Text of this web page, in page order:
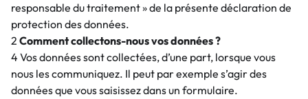
responsable du traitement » de la présente déclaration de
protection des données.
2 Comment collectons-nous vos données ?
4 Vos données sont collectées, d’une part, lorsque vous
nous les communiquez. Il peut par exemple s’agir des
données que vous saisissez dans un formulaire.